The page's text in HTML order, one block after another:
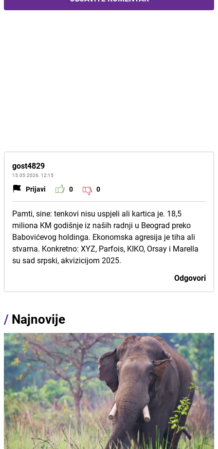
gost4829
15.05.2026. 12:15
Prijavi 0 0
Pamti, sine: tenkovi nisu uspjeli ali kartica je. 18,5
miliona KM godišnje iz naših radnji u Beograd preko
Babovićevog holdinga. Ekonomska agresija je tiha ali
stvarna. Konkretno: XYZ, Parfois, KIKO, Orsay i Marella
su sad srpski, akvizicijom 2025.
Odgovori
/ Najnovije